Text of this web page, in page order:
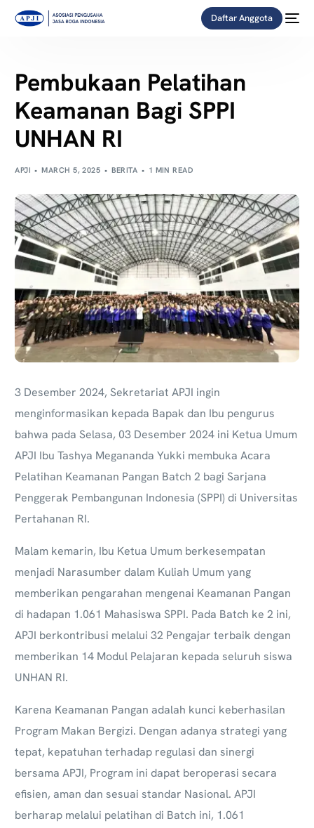
Daftar Anggota
Pembukaan Pelatihan
Keamanan Bagi SPPI
UNHAN RI
APJI MARCH 5, 2025 BERITA 1 MIN READ
3 Desember 2024,Sekretariat APJI ingin
menginformasikan kepada Bapak dan Ibu pengurus
bahwa pada Selasa, 03 Desember 2024 ini Ketua Umum
APJI Ibu Tashya Megananda Yukki membuka Acara
Pelatihan Keamanan Pangan Batch 2 bagi Sarjana
Penggerak Pembangunan Indonesia (SPPI) di Universitas
Pertahanan RI.
Malam kemarin, Ibu Ketua Umum berkesempatan
menjadi Narasumber dalam Kuliah Umum yang
memberikan pengarahan mengenai Keamanan Pangan
di hadapan 1.061 Mahasiswa SPPI. Pada Batch ke 2 ini,
APJI berkontribusi melalui 32 Pengajar terbaik dengan
memberikan 14 Modul Pelajaran kepada seluruh siswa
UNHAN RI.
Karena Keamanan Pangan adalah kunci keberhasilan
Program Makan Bergizi. Dengan adanya strategi yang
tepat, kepatuhan terhadap regulasi dan sinergi
bersama APJI, Program ini dapat beroperasi secara
efisien, aman dan sesuai standar Nasional.APJI
berharap melalui pelatihan di Batch ini, 1.061